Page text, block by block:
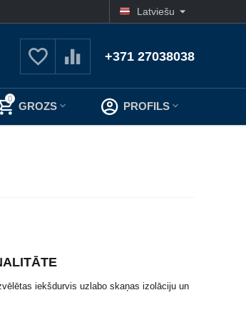
Latviešu
+371 27038038
PROFILS
0
GROZS
iekšdurvis uzlabo skaņas izolāciju un